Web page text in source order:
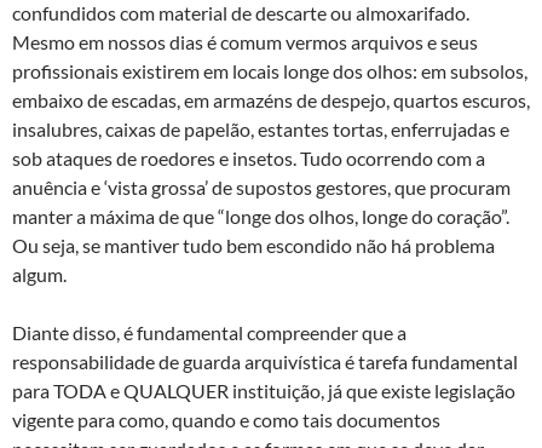
confundidos com material de descarte ou almoxarifado.
Mesmo em nossos dias é comum vermos arquivos e seus
profissionais existirem em locais longe dos olhos: em subsolos,
embaixo de escadas, em armazéns de despejo, quartos escuros,
insalubres, caixas de papelão, estantes tortas, enferrujadas e
sob ataques de roedores e insetos. Tudo ocorrendo com a
anuência e ‘vista grossa’ de supostos gestores, que procuram
manter a máxima de que “longe dos olhos, longe do coração”.
Ou seja, se mantiver tudo bem escondido não há problema
algum.
Diante disso, é fundamental compreender que a
responsabilidade de guarda arquivística é tarefa fundamental
para TODA e QUALQUER instituição, já que existe legislação
vigente para como, quando e como tais documentos